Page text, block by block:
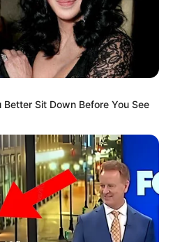
ajengkartika)
di luar negeri
Better Sit Down Before You See